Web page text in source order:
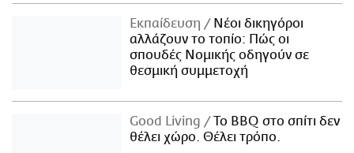
Εκπαίδευση
Νέοι δικηγόροι
αλλάζουν το τοπίο: Πώς οι
σπουδές Νομικής οδηγούν σε
θεσμική συμμετοχή
Good Living
Το BBQ στο σπίτι δεν
θέλει χώρο. Θέλει τρόπο.